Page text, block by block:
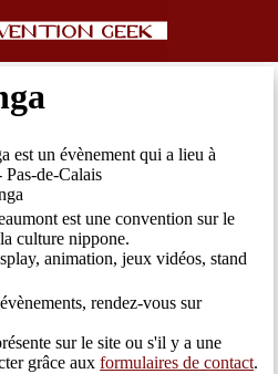
est un évènement qui a lieu à
de-Calais
est une convention sur le
culture nippone.
animation, jeux vidéos, stand
rendez-vous sur
sur le site ou s'il y a une
grâce auxformulaires de contact.